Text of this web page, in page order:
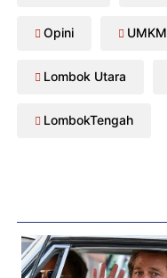
Opini UMKM
Lombok Utara
LombokTengah